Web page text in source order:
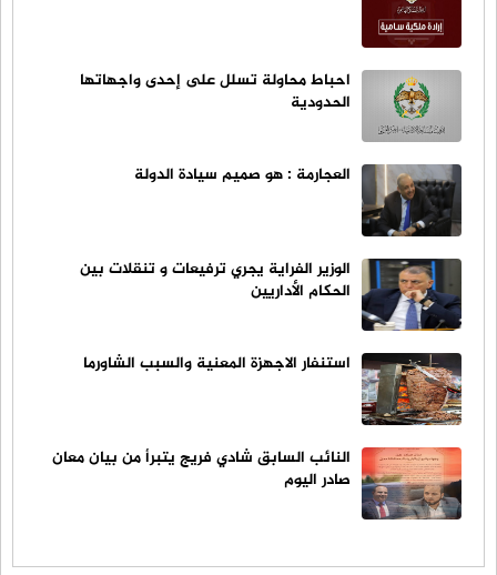
احباط محاولة تسلل على إحدى واجهاتها
الحدودية
العجارمة : هو صميم سيادة الدولة
الوزير الفراية يجري ترفيعات و تنقلات بين
الحكام الأداريين
استنفار الاجهزة المعنية والسبب الشاورما
النائب السابق شادي فريج يتبرأ من بيان معان
صادر اليوم